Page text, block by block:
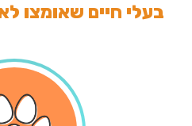
בעלי חיים שאומצו